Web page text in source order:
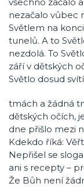
nezačalo vůbec
Světlem na
tunelů. A to
nezdolá. To
září v dětských
Světlo dosud
tmách a žádná
dětských očích,
dne přišlo mezi
Kdekdo říká:
Nepřišel se
ani s recepty –
Že Bůh není